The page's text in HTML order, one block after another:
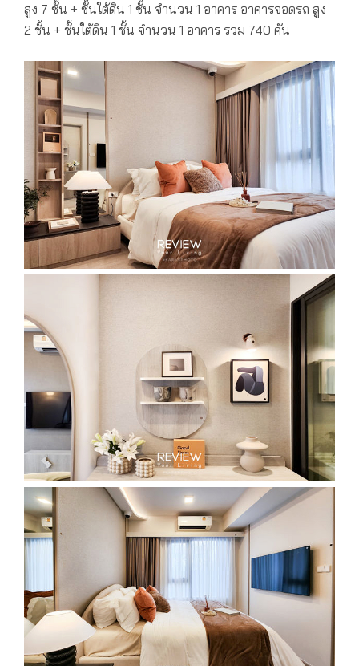
สูง 7 ชั้น + ชั้นใต้ดิน 1 ชั้น จำนวน 1 อาคาร อาคารจอดรถ สูง
2 ชั้น + ชั้นใต้ดิน 1 ชั้น จำนวน 1 อาคาร รวม 740 คัน